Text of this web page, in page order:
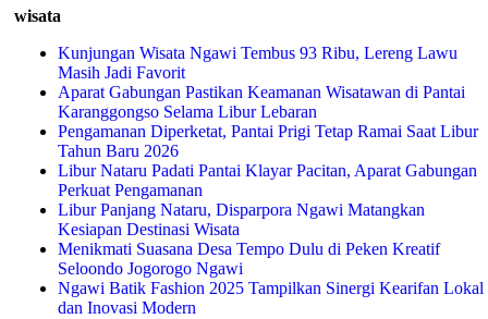
wisata
Kunjungan Wisata Ngawi Tembus 93 Ribu, Lereng Lawu
Masih Jadi Favorit
Aparat Gabungan Pastikan Keamanan Wisatawan di Pantai
Karanggongso Selama Libur Lebaran
Pengamanan Diperketat, Pantai Prigi Tetap Ramai Saat Libur
Tahun Baru 2026
Libur Nataru Padati Pantai Klayar Pacitan, Aparat Gabungan
Perkuat Pengamanan
Libur Panjang Nataru, Disparpora Ngawi Matangkan
Kesiapan Destinasi Wisata
Menikmati Suasana Desa Tempo Dulu di Peken Kreatif
Seloondo Jogorogo Ngawi
Ngawi Batik Fashion 2025 Tampilkan Sinergi Kearifan Lokal
dan Inovasi Modern